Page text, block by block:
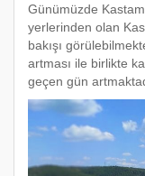
Günümüzde
yerlerinden olan
bakışı
artması ile birlikte
geçen gün